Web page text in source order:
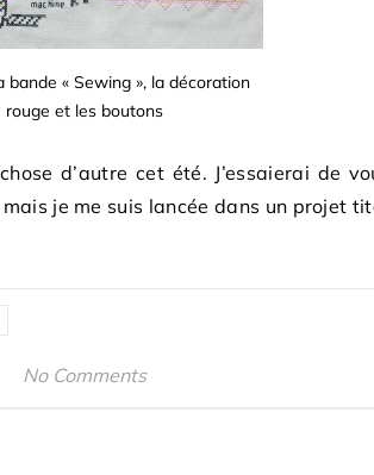
bande « Sewing », la décoration
rouge et les boutons
d’autre cet été. J’essaierai de
je me suis lancée dans un projet
No Comments